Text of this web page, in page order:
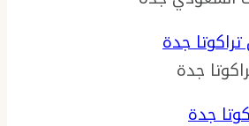
جدة